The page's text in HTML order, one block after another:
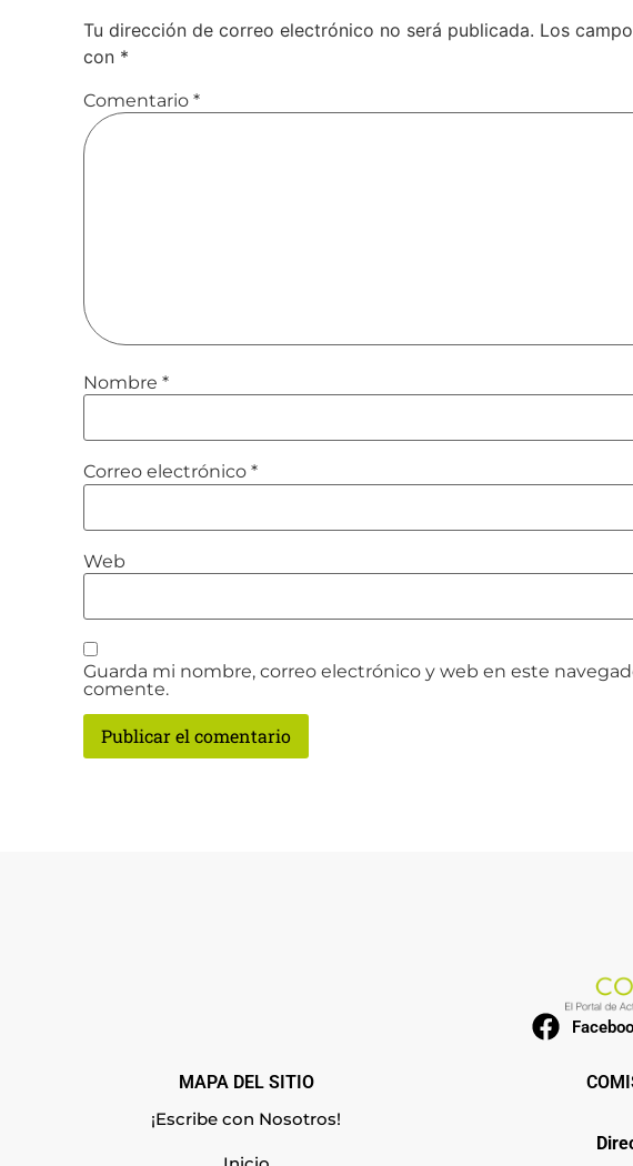
Tu dirección de correo electrónico no será publicada. Los
con *
Comentario *
Nombre *
Correo electrónico *
Web
Guarda mi nombre, correo electrónico y web en este
comente.
MAPA DEL SITIO
¡Escribe con Nosotros!